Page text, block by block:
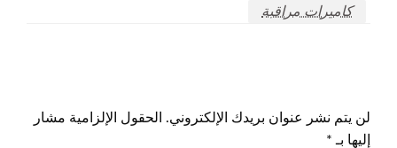
كاميرات مراقبة
لن يتم نشر عنوان بريدك الإلكتروني.
الحقول الإلزامية مشار
إليها بـ *